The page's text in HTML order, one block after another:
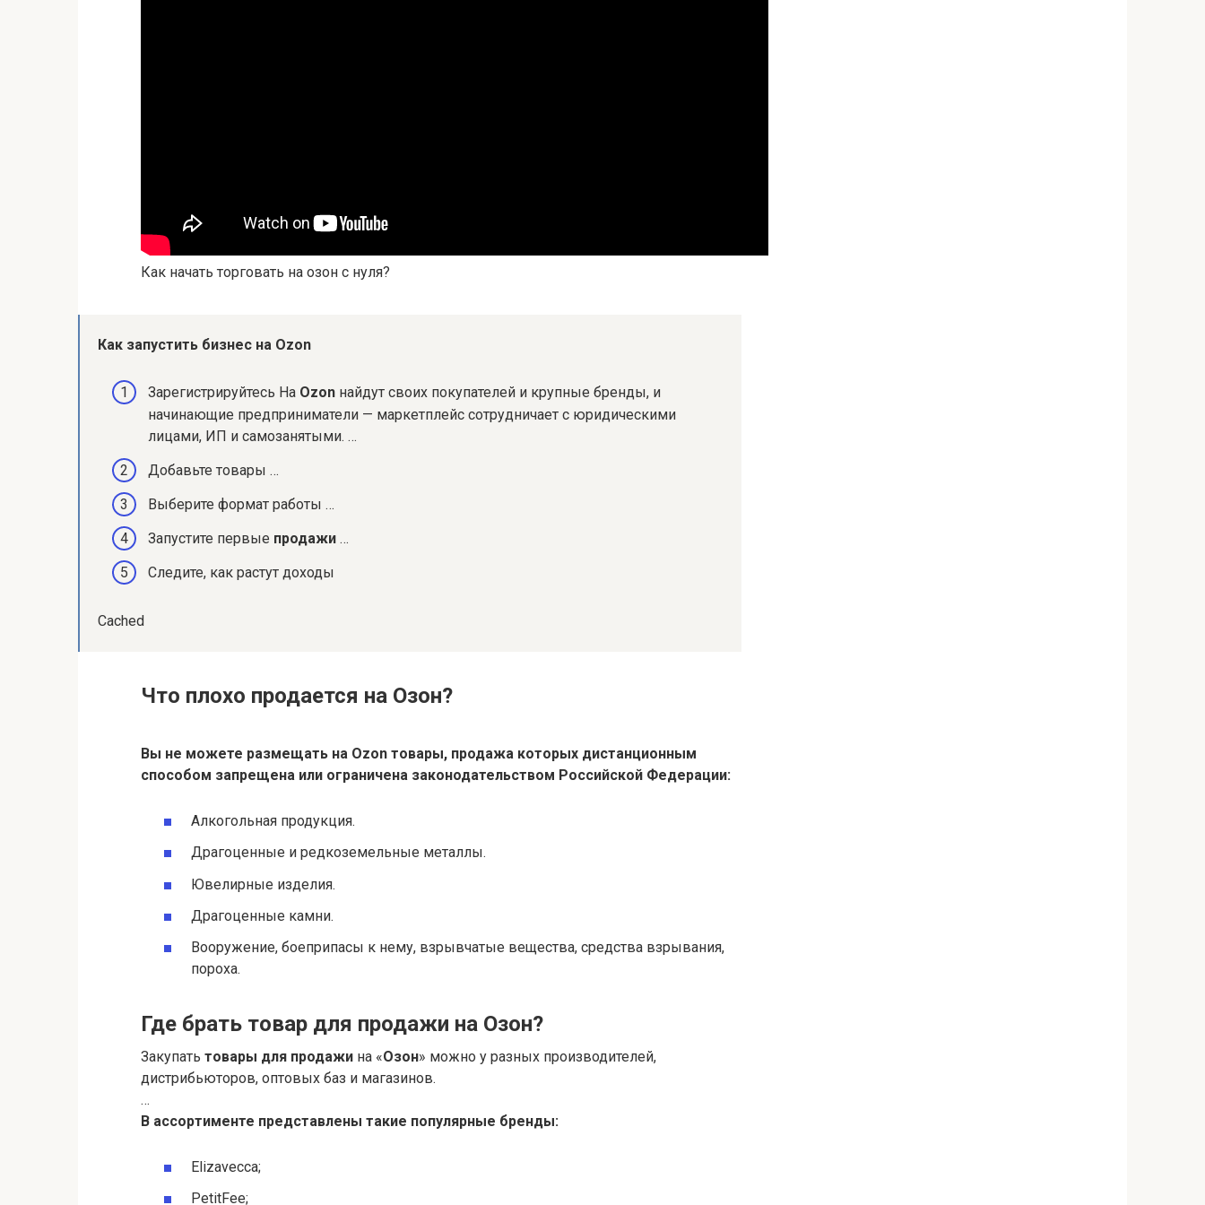
Как начать торговать на озон с нуля?
Как запустить бизнес на Ozon
Зарегистрируйтесь На Ozon найдут своих покупателей и крупные бренды, и
начинающие предприниматели — маркетплейс сотрудничает с юридическими
лицами, ИП и самозанятыми. …
Добавьте товары …
Выберите формат работы …
Запустите первые продажи …
Следите, как растут доходы
Cached
Что плохо продается на Озон?
Вы не можете размещать на Ozon товары, продажа которых дистанционным
способом запрещена или ограничена законодательством Российской Федерации:
Алкогольная продукция.
Драгоценные и редкоземельные металлы.
Ювелирные изделия.
Драгоценные камни.
Вооружение, боеприпасы к нему, взрывчатые вещества, средства взрывания,
пороха.
Где брать товар для продажи на Озон?
Закупать товары для продажи на «Озон» можно у разных производителей,
дистрибьюторов, оптовых баз и магазинов.
…
В ассортименте представлены такие популярные бренды:
Elizavecca;
PetitFee;